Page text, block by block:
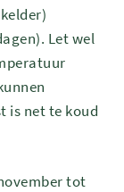
Let wel
is net te koud
tot